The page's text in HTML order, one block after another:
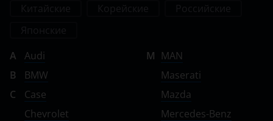
A
Audi
B
BMW
C
Case
Chevrolet
M MAN
Maserati
Mazda
Mercedes-Benz